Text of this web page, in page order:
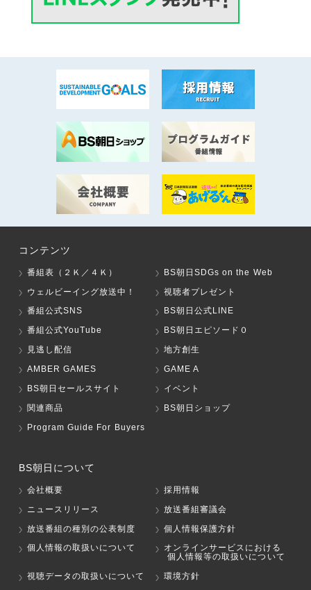
コンテンツ
番組表（２Ｋ／４Ｋ）
BS朝日SDGs on the Web
ウェルビーイング放送中！
視聴者プレゼント
番組公式SNS
BS朝日公式LINE
番組公式YouTube
BS朝日エピソード０
見逃し配信
地方創生
AMBER GAMES
GAME A
BS朝日セールスサイト
イベント
関連商品
BS朝日ショップ
Program Guide For Buyers
BS朝日について
会社概要
採用情報
ニュースリリース
放送番組審議会
放送番組の種別の公表制度
個人情報保護方針
個人情報の取扱いについて
オンラインサービスにおける
個人情報等の取扱いについて
視聴データの取扱いについて
環境方針